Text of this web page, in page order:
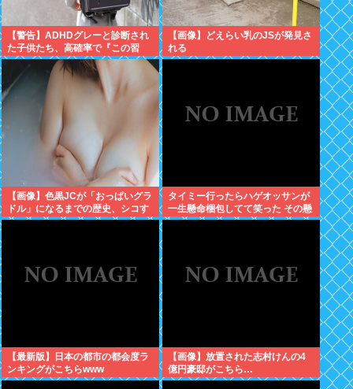
【警告】ADHDグレーと診断され
た子供たち、高確率で『この習
慣』をやっていた→！！！
【画像】どえらい乳のJSが発見さ
れる
【画像】色黒JCが「おっぱいグラ
ドル」になるまでの歴史、シコす
ぎるwww
タイミー行ったらハゲオッサンが
一生懸命梱包してて笑った その懸
命さを別の場面で活かせよ
【最新版】日本の都市の都会度ラ
ンキングがこちらwww
【画像】放置された志村けんの4
億円豪邸がこちら…